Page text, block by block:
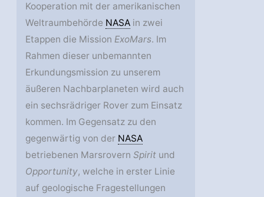
Kooperation mit der amerikanischen
Weltraumbehörde NASA in zwei
Etappen die MissionExoMars. Im
Rahmen dieser unbemannten
Erkundungsmission zu unserem
äußeren Nachbarplaneten wird auch
ein sechsrädriger Rover zum Einsatz
kommen. Im Gegensatz zu den
gegenwärtig von der NASA
betriebenen MarsrovernSpirit und
Opportunity, welche in erster Linie
auf geologische Fragestellungen